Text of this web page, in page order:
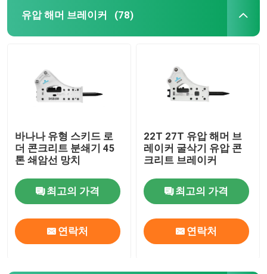
유압 해머 브레이커 (78)
바나나 유형 스키드 로
더 콘크리트 분쇄기 45
톤 쇄암선 망치
최고의 가격
연락처
22T 27T 유압 해머 브
레이커 굴삭기 유압 콘
크리트 브레이커
최고의 가격
연락처